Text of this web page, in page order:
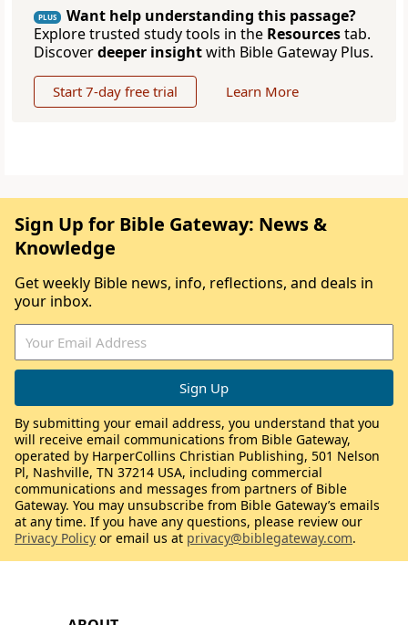
PLUS
Want help understanding this passage?
Explore trusted study tools in the Resourcestab.
Discoverdeeper insightwith Bible Gateway Plus.
Start 7-day free trial Learn More
Sign Up for Bible Gateway: News &
Knowledge
Get weekly Bible news, info, reflections, and deals in
your inbox.
By submitting your email address, you understand that you
will receive email communications from Bible Gateway,
operated by HarperCollins Christian Publishing, 501 Nelson
Pl, Nashville, TN 37214 USA, including commercial
communications and messages from partners of Bible
Gateway. You may unsubscribe from Bible Gateway’s emails
at any time. If you have any questions, please review our
Privacy Policy or email us at privacy@biblegateway.com.